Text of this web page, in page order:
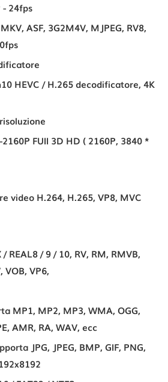
- 24fps
ASF, 3G2M4V, MJPEG, RV8,
HEVC / H.265 decodificatore, 4K
FUII 3D HD ( 2160P, 3840 *
video H.264, H.265, VP8, MVC
REAL8 / 9 / 10, RV, RM, RMVB,
VOB, VP6,
MP1, MP2, MP3, WMA, OGG,
AMR, RA, WAV, ecc
JPG, JPEG, BMP, GIF, PNG,